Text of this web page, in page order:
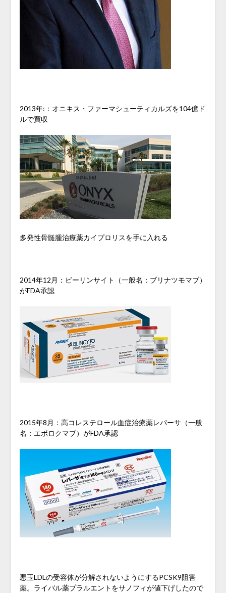
2013年:：オニキス・ファーマシューティカルズを104億ド
ルで買収
多発性骨髄腫治療薬カイプロリスを手に入れる
2014年12月：ビーリンサイト（一般名：ブリナツモマブ）
がFDA承認
2015年8月：高コレステロール血症治療薬レパーサ（一般
名：エボロクマブ）がFDA承認
悪玉LDLの受容体が分解されないようにするPCSK9阻害
薬。ライバル薬プラルエントをサノフィが値下げしたので